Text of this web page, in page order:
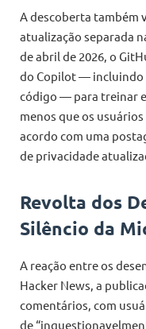
A descoberta também
atualização separada
de abril de 2026, o
do Copilot — incluindo
código — para treinar
menos que os
acordo com uma
de privacidade
Revolta dos
Silêncio da
A reação entre os
Hacker News, a
comentários, com
de